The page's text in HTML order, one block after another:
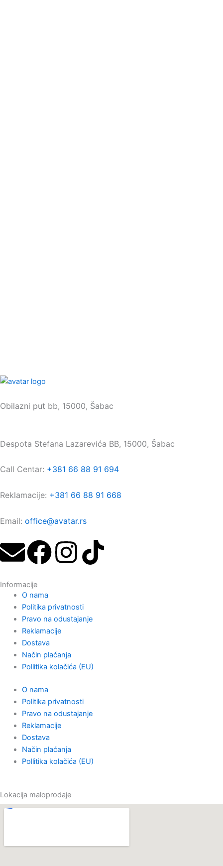
Obilazni put bb, 15000, Šabac
Despota Stefana Lazarevića BB, 15000, Šabac
Call Centar: +381 66 88 91 694
Reklamacije: +381 66 88 91 668
Email: office@avatar.rs
E
n
v
e
l
o
p
e
F
c
e
b
o
o
k
I
s
t
a
g
r
a
m
T
k
Informacije
O nama
Politika privatnosti
Pravo na odustajanje
Reklamacije
Dostava
Način plaćanja
Pollitika kolačića (EU)
O nama
Politika privatnosti
Pravo na odustajanje
Reklamacije
Dostava
Način plaćanja
Pollitika kolačića (EU)
Lokacija maloprodaje